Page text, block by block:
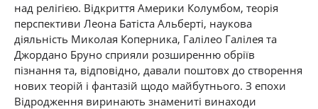
над релігією. Відкриття Америки Колумбом, теорія
перспективи Леона Батіста Альберті, наукова
діяльність Миколая Коперника, Галілео Галілея та
Джордано Бруно сприяли розширенню обріїв
пізнання та, відповідно, давали поштовх до створення
нових теорій і фантазій щодо майбутнього. З епохи
Відродження виринають знамениті винаходи